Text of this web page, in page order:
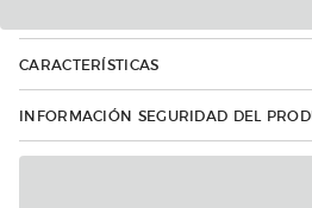
CARACTERÍSTICAS
INFORMACIÓN SEGURIDAD DEL